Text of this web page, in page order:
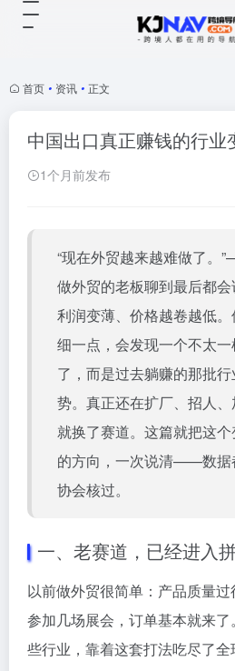
首页 • 资讯 • 正文
中国出口真正赚钱的行业
1个月前发布
“现在外贸越来越难做了。
做外贸的老板聊到最后都会
利润变薄、价格越卷越低
细一点，会发现一个不太
了，而是过去躺赚的那批
势。真正还在扩厂、招人
就换了赛道。这篇就把这
的方向，一次说清——数据
协会核过。
一、老赛道，已经进入
以前做外贸很简单：产品质量过
参加几场展会，订单基本就来
些行业，靠着这套打法吃尽了全